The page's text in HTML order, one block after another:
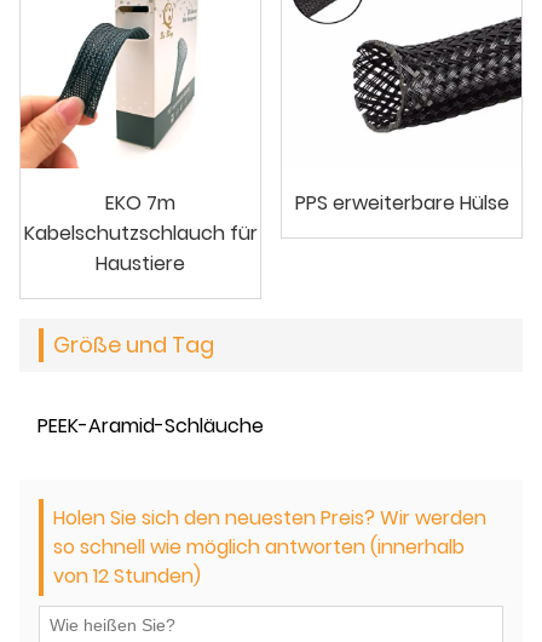
EKO 7m
Kabelschutzschlauch für
Haustiere
PPS erweiterbare Hülse
Größe und Tag
PEEK-Aramid-Schläuche
Holen Sie sich den neuesten Preis? Wir werden
so schnell wie möglich antworten (innerhalb
von 12 Stunden)